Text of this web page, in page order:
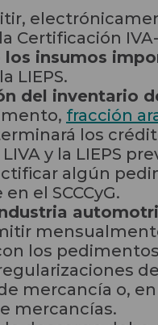
Certificación
insumos
LIEPS.
del inventario
fracción
los
y la LIEPS
algún
el SCCCyG.
los
mercancía o,
mercancías.